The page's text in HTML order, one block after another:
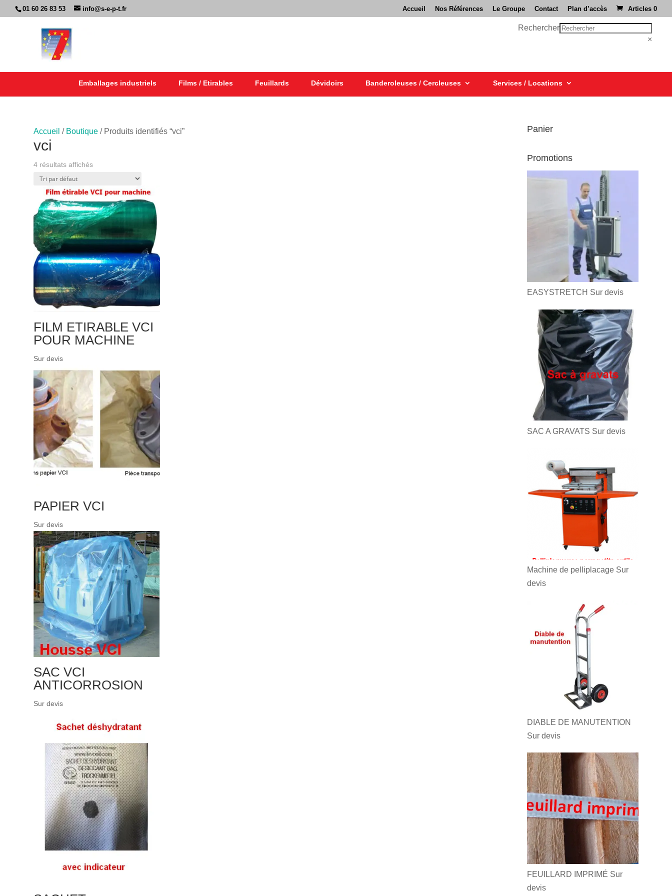
01 60 26 83 53 info@s-e-p-t.fr Accueil Nos Références Le Groupe Contact Plan d’accès Articles 0
Rechercher
×
Emballages industriels Films / Etirables Feuillards Dévidoirs Banderoleuses / Cercleuses Services / Locations
Accueil / Boutique / Produits identifiés “vci”
vci
4 résultats affichés
FILM ETIRABLE VCI
POUR MACHINE
Sur devis
PAPIER VCI
Sur devis
SAC VCI
ANTICORROSION
Sur devis
Panier
Promotions
EASYSTRETCH Sur devis
SAC A GRAVATS Sur devis
Machine de pelliplacage Sur
devis
DIABLE DE MANUTENTION
Sur devis
FEUILLARD IMPRIMÉ Sur
devis